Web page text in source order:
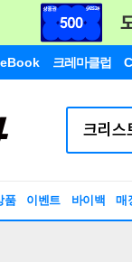
eBook 크레마클럽
품 이벤트 바이백 매